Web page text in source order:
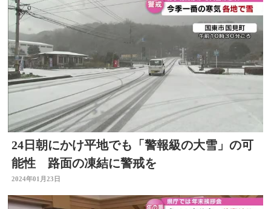
24日朝にかけ平地でも「警報級の大雪」の可
能性 路面の凍結に警戒を
2024年01月23日